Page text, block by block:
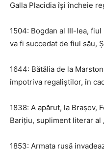
Galla Placidia își încheie
1504: Bogdan al III-lea,
va fi succedat de fiul său,
1644: Bătălia de la
împotriva regaliștilor, în
1838: A apărut, la Brașov,
Barițiu, supliment literar al
1853: Armata rusă